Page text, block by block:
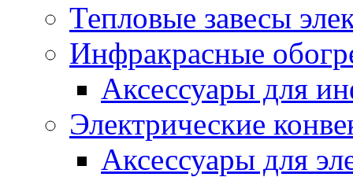
Тепловые завесы
Инфракрасные
Аксессуары для
Электрические
Аксессуары для